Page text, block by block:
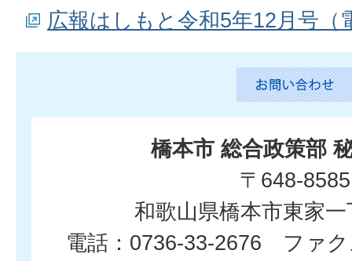
広報はしもと令和5年12月号（
橋本市 総合政策部
〒648-8585
和歌山県橋本市東家
電話：0736-33-2676 ファク